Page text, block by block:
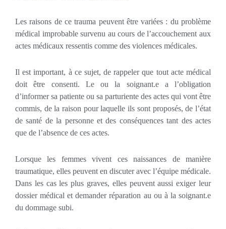
Les raisons de ce trauma peuvent être variées : du problème
médical improbable survenu au cours de l’accouchement aux
actes médicaux ressentis comme des violences médicales.
Il est important, à ce sujet, de rappeler que tout acte médical
doit être consenti. Le ou la soignant.e a l’obligation
d’informer sa patiente ou sa parturiente des actes qui vont être
commis, de la raison pour laquelle ils sont proposés, de l’état
de santé de la personne et des conséquences tant des actes
que de l’absence de ces actes.
Lorsque les femmes vivent ces naissances de manière
traumatique, elles peuvent en discuter avec l’équipe médicale.
Dans les cas les plus graves, elles peuvent aussi exiger leur
dossier médical et demander réparation au ou à la soignant.e
du dommage subi.